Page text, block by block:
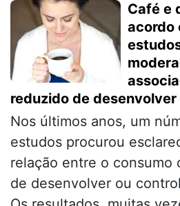
Café e
acordo
reduzido de
Nos últimos anos, um
estudos procurou
relação entre o consumo
de desenvolver ou